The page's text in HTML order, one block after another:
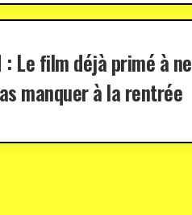
: Le film déjà primé à ne
manquer à la rentrée